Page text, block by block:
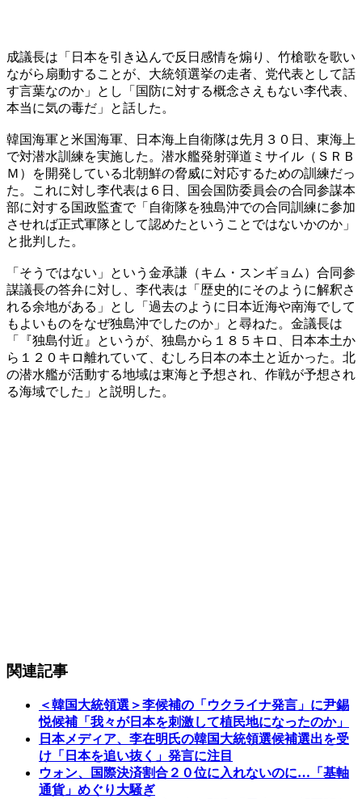
成議長は「日本を引き込んで反日感情を煽り、竹槍歌を歌い
ながら扇動することが、大統領選挙の走者、党代表として話
す言葉なのか」とし「国防に対する概念さえもない李代表、
本当に気の毒だ」と話した。
韓国海軍と米国海軍、日本海上自衛隊は先月３０日、東海上
で対潜水訓練を実施した。潜水艦発射弾道ミサイル（ＳＲＢ
Ｍ）を開発している北朝鮮の脅威に対応するための訓練だっ
た。これに対し李代表は６日、国会国防委員会の合同参謀本
部に対する国政監査で「自衛隊を独島沖での合同訓練に参加
させれば正式軍隊として認めたということではないかのか」
と批判した。
「そうではない」という金承謙（キム・スンギョム）合同参
謀議長の答弁に対し、李代表は「歴史的にそのように解釈さ
れる余地がある」とし「過去のように日本近海や南海でして
もよいものをなぜ独島沖でしたのか」と尋ねた。金議長は
「『独島付近』というが、独島から１８５キロ、日本本土か
ら１２０キロ離れていて、むしろ日本の本土と近かった。北
の潜水艦が活動する地域は東海と予想され、作戦が予想され
る海域でした」と説明した。
関連記事
＜韓国大統領選＞李候補の「ウクライナ発言」に尹錫
悦候補「我々が日本を刺激して植民地になったのか」
日本メディア、李在明氏の韓国大統領選候補選出を受
け「日本を追い抜く」発言に注目
ウォン、国際決済割合２０位に入れないのに…「基軸
通貨」めぐり大騒ぎ